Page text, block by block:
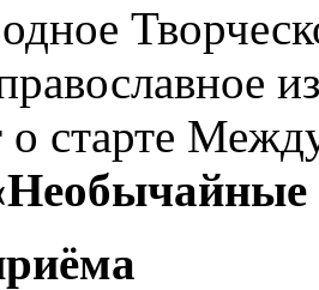
старте